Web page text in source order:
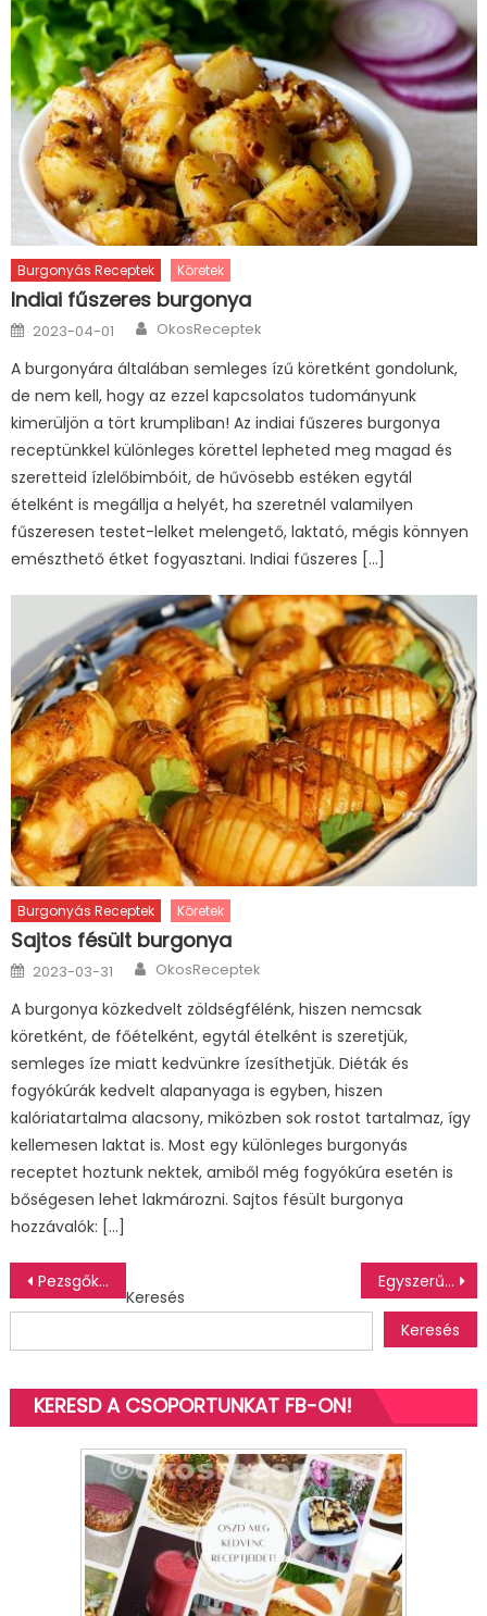
Burgonyás Receptek Köretek
Indiai fűszeres burgonya
Posted
on
2023-04-01 Author
OkosReceptek
A burgonyára általában semleges ízű köretként gondolunk,
de nem kell, hogy az ezzel kapcsolatos tudományunk
kimerüljön a tört krumpliban! Az indiai fűszeres burgonya
receptünkkel különleges körettel lepheted meg magad és
szeretteid ízlelőbimbóit, de hűvösebb estéken egytál
ételként is megállja a helyét, ha szeretnél valamilyen
fűszeresen testet-lelket melengető, laktató, mégis könnyen
emészthető étket fogyasztani. Indiai fűszeres […]
Burgonyás Receptek Köretek
Sajtos fésült burgonya
Posted
on
2023-03-31 Author
OkosReceptek
A burgonya közkedvelt zöldségfélénk, hiszen nemcsak
köretként, de főételként, egytál ételként is szeretjük,
semleges íze miatt kedvünkre ízesíthetjük. Diéták és
fogyókúrák kedvelt alapanyaga is egyben, hiszen
kalóriatartalma alacsony, miközben sok rostot tartalmaz, így
kellemesen laktat is. Most egy különleges burgonyás
receptet hoztunk nektek, amiből még fogyókúra esetén is
bőségesen lehet lakmározni. Sajtos fésült burgonya
hozzávalók: […]
Bejegyzés
navigáció
Pezsgőkrémes macaron Egyszerű sajtos roló (glutén és laktózmentesen)
Keresés
Keresés
KERESD A CSOPORTUNKAT FB-ON!